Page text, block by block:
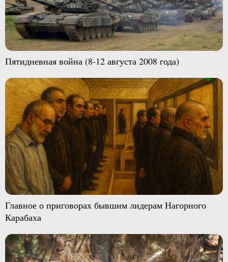
Пятидневная война (8-12 августа 2008 года)
Главное о приговорах бывшим лидерам Нагорного
Карабаха